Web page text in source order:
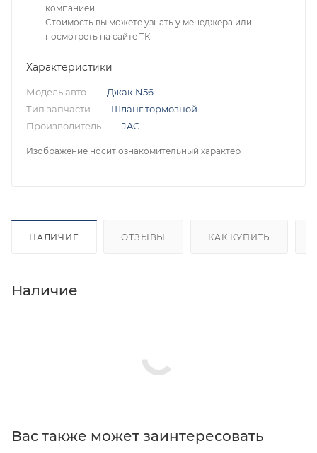
компанией.
Стоимость вы можете узнать у менеджера или
посмотреть на сайте ТК
Характеристики
Модель авто — Джак N56
Тип запчасти — Шланг тормозной
Производитель — JAC
Изображение носит ознакомительный характер
НАЛИЧИЕ ОТЗЫВЫ КАК КУПИТЬ
Наличие
Вас также может заинтересовать